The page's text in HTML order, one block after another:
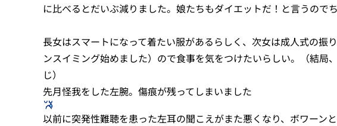
に比べるとだいぶ減りました。娘たちもダイエットだ！と言うので
長女はスマートになって着たい服があるらしく、次女は成人式の振
ンスイミング始めました）ので食事を気をつけたいらしい。（結局
じ）
先月怪我をした左腕。傷痕が残ってしまいました
以前に突発性難聴を患った左耳の聞こえがまた悪くなり、ボワーン